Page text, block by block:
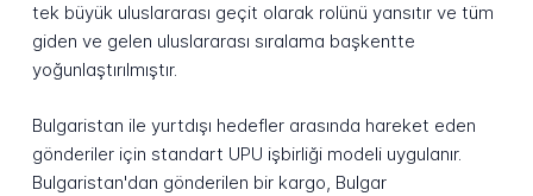
tek büyük uluslararası geçit olarak rolünü yansıtır ve tüm
giden ve gelen uluslararası sıralama başkentte
yoğunlaştırılmıştır.
Bulgaristan ile yurtdışı hedefler arasında hareket eden
gönderiler için standart UPU işbirliği modeli uygulanır.
Bulgaristan'dan gönderilen bir kargo, Bulgar